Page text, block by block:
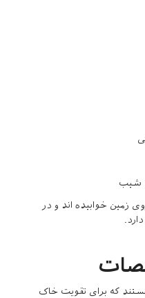
و شیب
زمین خوابیده اند و در
که برای تقویت خاک